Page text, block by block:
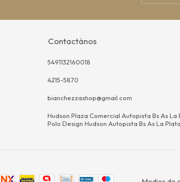
Contactános
5491132160018
4215-5870
bianchezzashop@gmail.com
Hudson Plaza Comercial Autopista Bs As La
Polo Design Hudson Autopista Bs As La